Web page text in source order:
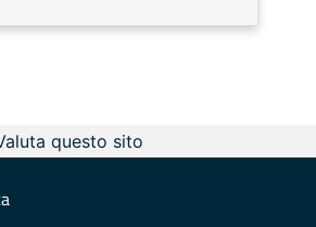
questo sito